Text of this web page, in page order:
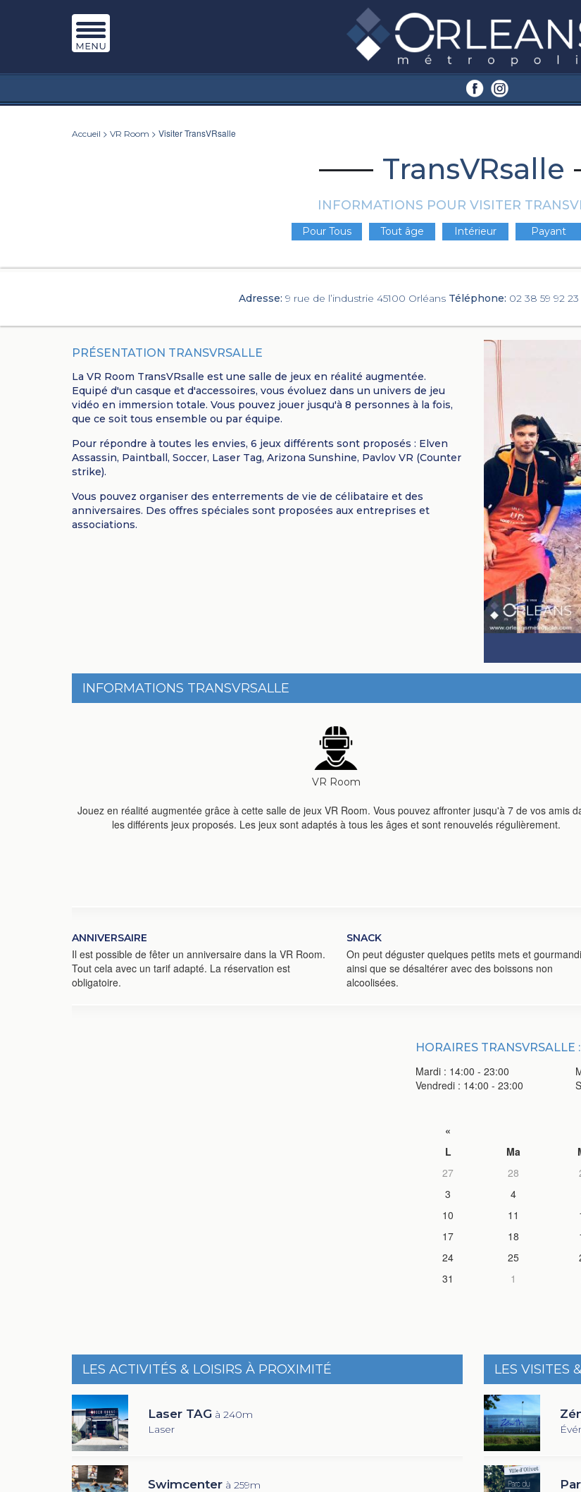
Accueil > VR Room > Visiter TransVRsalle
TransVRsalle
INFORMATIONS POUR VISITER
Pour Tous Tout âge Intérieur Payant
Adresse: 9 rue de l’industrie 45100 Orléans Téléphone: 02 38 59 92 23
PRÉSENTATION TRANSVRSALLE
La VR Room TransVRsalle est une salle de jeux en réalité augmentée.
Equipé d'un casque et d'accessoires, vous évoluez dans un univers de jeu
vidéo en immersion totale. Vous pouvez jouer jusqu'à 8 personnes à la fois,
que ce soit tous ensemble ou par équipe.
Pour répondre à toutes les envies, 6 jeux différents sont proposés : Elven
Assassin, Paintball, Soccer, Laser Tag, Arizona Sunshine, Pavlov VR (Counter
strike).
Vous pouvez organiser des enterrements de vie de célibataire et des
anniversaires. Des offres spéciales sont proposées aux entreprises et
associations.
INFORMATIONS TRANSVRSALLE
VR Room
Jouez en réalité augmentée grâce à cette salle de jeux VR Room. Vous pouvez affronter jusqu'à 7 de vos amis
les différents jeux proposés. Les jeux sont adaptés à tous les âges et sont renouvelés régulièrement.
ANNIVERSAIRE
Il est possible de fêter un anniversaire dans la VR Room.
Tout cela avec un tarif adapté. La réservation est
obligatoire.
SNACK
On peut déguster quelques petits mets et
ainsi que se désaltérer avec des boissons non
alcoolisées.
HORAIRES TRANSVRSALLE :
Mardi : 14:00 - 23:00
Vendredi : 14:00 - 23:00
«
L
Ma
27
28
3
4
10
11
17
18
24
25
31
1
LES ACTIVITÉS & LOISIRS À PROXIMITÉ
Laser TAG à 240m
Laser
Swimcenter à 259m
LES VISITES